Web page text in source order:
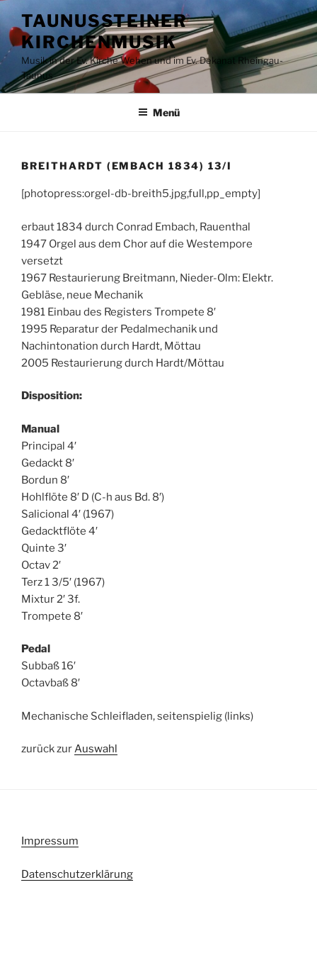
Inhalt
springen
TAUNUSSTEINER
KIRCHENMUSIK
Musik in der Ev. Kirche Wehen und im Ev. Dekanat Rheingau-
Taunus
Menü
BREITHARDT (EMBACH 1834) 13/I
[photopress:orgel-db-breith5.jpg,full,pp_empty]
erbaut 1834 durch Conrad Embach, Rauenthal
1947 Orgel aus dem Chor auf die Westempore
versetzt
1967 Restaurierung Breitmann, Nieder-Olm: Elektr.
Gebläse, neue Mechanik
1981 Einbau des Registers Trompete 8′
1995 Reparatur der Pedalmechanik und
Nachintonation durch Hardt, Möttau
2005 Restaurierung durch Hardt/Möttau
Disposition:
Manual
Principal 4′
Gedackt 8′
Bordun 8′
Hohlflöte 8′ D (C-h aus Bd. 8′)
Salicional 4′ (1967)
Gedacktflöte 4′
Quinte 3′
Octav 2′
Terz 1 3/5′ (1967)
Mixtur 2′ 3f.
Trompete 8′
Pedal
Subbaß 16′
Octavbaß 8′
Mechanische Schleifladen, seitenspielig (links)
zurück zurAuswahl
Impressum
Datenschutzerklärung